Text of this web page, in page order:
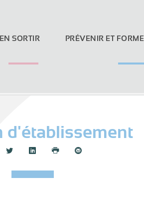
SORTIR PRÉVENIR ET
d'établissement
: